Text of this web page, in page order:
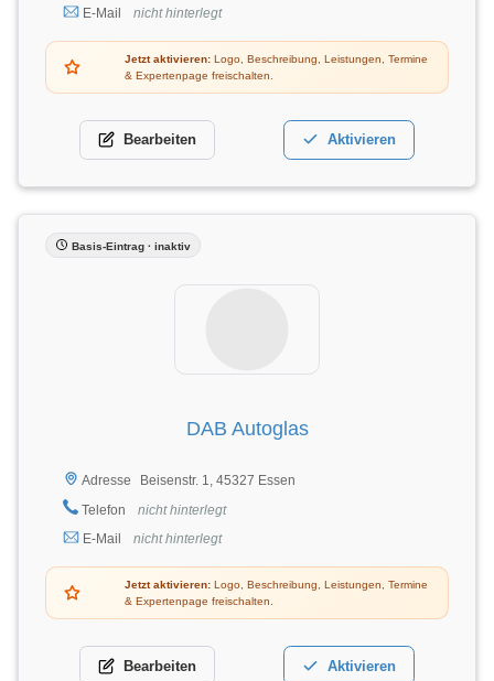
E-Mail
nicht hinterlegt
Jetzt aktivieren: Logo, Beschreibung, Leistungen, Termine
& Expertenpage freischalten.
Bearbeiten Aktivieren
Basis-Eintrag · inaktiv
DAB Autoglas
Adresse
Beisenstr. 1, 45327 Essen
Telefon
nicht hinterlegt
E-Mail
nicht hinterlegt
Jetzt aktivieren: Logo, Beschreibung, Leistungen, Termine
& Expertenpage freischalten.
Bearbeiten Aktivieren